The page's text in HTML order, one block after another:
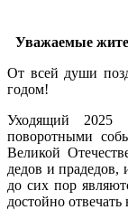
Уважаемые
От всей души
годом!
Уходящий 2025
поворотными
Великой
дедов и прадедов,
до сих пор
достойно